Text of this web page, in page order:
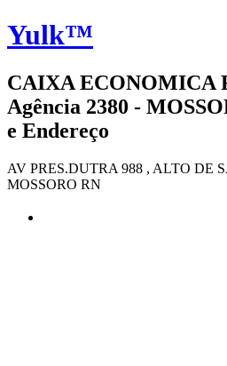
Yulk™
CAIXA ECONOMICA
Agência 2380 -
e Endereço
AV PRES.DUTRA 988 , ALTO DE
MOSSORO RN